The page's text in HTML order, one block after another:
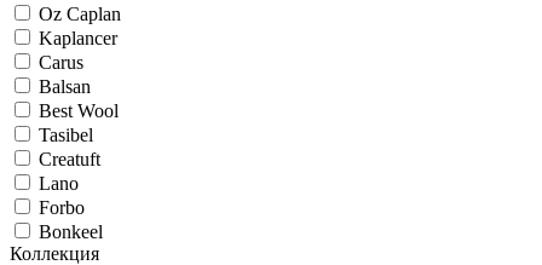
Oz Caplan
Kaplancer
Carus
Balsan
Best Wool
Tasibel
Creatuft
Lano
Forbo
Bonkeel
Коллекция